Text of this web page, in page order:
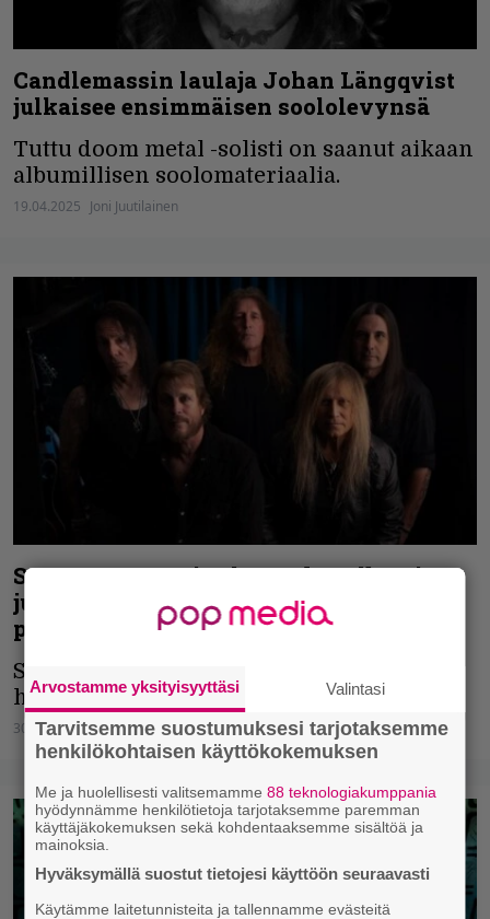
Candlemassin laulaja Johan Längqvist
julkaisee ensimmäisen soololevynsä
Tuttu doom metal -solisti on saanut aikaan
albumillisen soolomateriaalia.
19.04.2025 Joni Juutilainen
Savatage suunnittelee uuden albumin
julkaisua – yhtye antaa lisätietoa
prosessin etenemisestä
Savatage kertoi kuulumisiaan
haastattelussa.
30.12.2024 Joni Juutilainen
Arvostamme yksityisyyttäsi Valintasi
Tarvitsemme suostumuksesi tarjotaksemme
henkilökohtaisen käyttökokemuksen
Me ja huolellisesti valitsemamme88 teknologiakumppania
hyödynnämme henkilötietoja tarjotaksemme paremman
käyttäjäkokemuksen sekä kohdentaaksemme sisältöä ja
mainoksia.
Hyväksymällä suostut tietojesi käyttöön seuraavasti
Käytämme laitetunnisteita ja tallennamme evästeitä